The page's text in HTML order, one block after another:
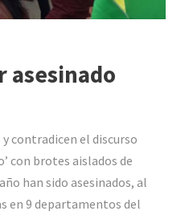
asesinado
contradicen el discurso
con brotes aislados de
han sido asesinados, al
en 9 departamentos del